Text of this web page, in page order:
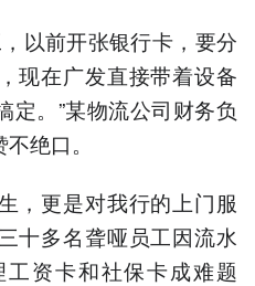
以前开张银行卡，要分
现在广发直接带着设备
定。”某物流公司财务负
绝口。
，更是对我行的上门服
十多名聋哑员工因流水
资卡和社保卡成难题